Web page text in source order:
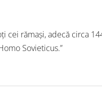
cei rămași, adecă circa
Sovieticus.”